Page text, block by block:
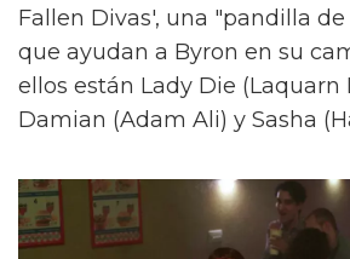
Fallen Divas', una "pandilla
que ayudan a Byron en su
ellos están Lady Die (Laquarn
Damian (Adam Ali) y Sasha